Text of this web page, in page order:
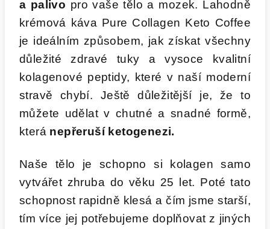
a palivo pro vaše tělo a mozek. Lahodně
krémová káva Pure Collagen Keto Coffee
je ideálním způsobem, jak získat všechny
důležité zdravé tuky a vysoce kvalitní
kolagenové peptidy, které v naší moderní
stravě chybí. Ještě důležitější je, že to
můžete udělat v chutné a snadné formě,
která nepřeruší ketogenezi.
Naše tělo je schopno si kolagen samo
vytvářet zhruba do věku 25 let. Poté tato
schopnost rapidně klesá a čím jsme starší,
tím více jej potřebujeme doplňovat z jiných